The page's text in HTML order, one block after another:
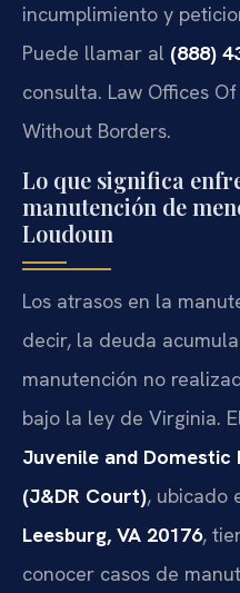
incumplimiento y
Puede llamar al (888)
consulta. Law Offices Of
Without Borders.
Lo que significa
manutención de
Loudoun
Los atrasos en la
decir, la deuda
manutención no
bajo la ley de Virginia.
Juvenile and
(J&DR Court), ubicado
Leesburg, VA 20176,
conocer casos de